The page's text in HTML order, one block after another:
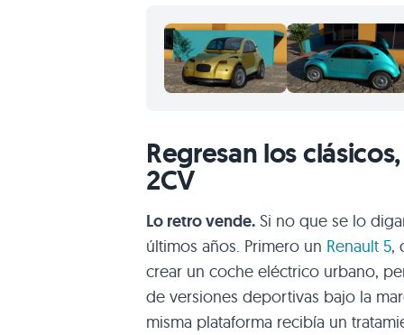
Regresan los
2CV
Lo retro vende. Si no que se lo
últimos años. Primero un Renault 5,
crear un coche eléctrico urbano,
de versiones deportivas bajo la
misma plataforma recibía un